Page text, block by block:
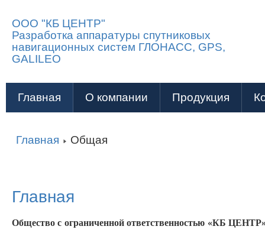
ООО "КБ ЦЕНТР"
Разработка аппаратуры спутниковых
навигационных систем ГЛОНАСС, GPS,
GALILEO
Главная О компании Продукция
Главная Общая
Главная
Общество с ограниченной ответственностью «КБ